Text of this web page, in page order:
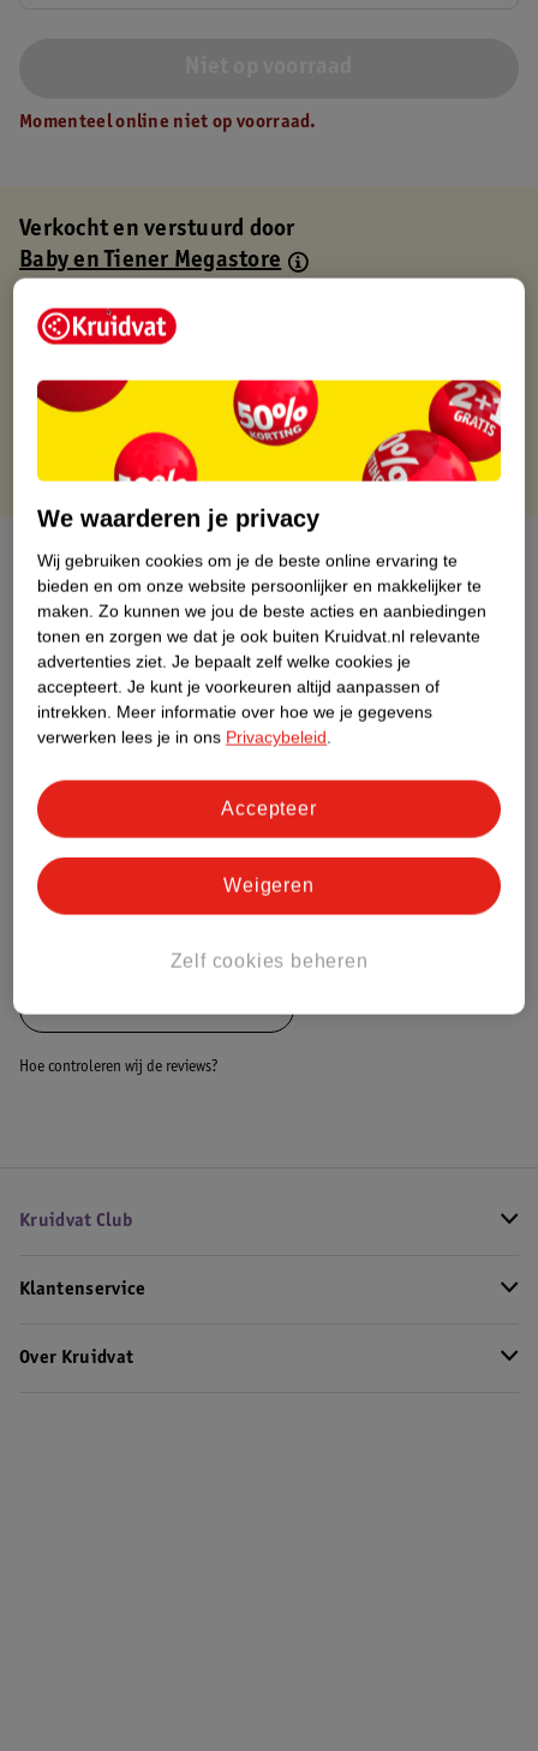
Momenteel online niet op voorraad.
Verkocht en verstuurd door
Baby en Tiener Megastore
Binnen 1 werkdag verstuurd
Gratis thuisbezorgd
Gratis punten met je Kruidvat kaart
Over dit product
Productinformatie
Nature Impact Score
Dit product heeft (nog) geen Nature
Impact Score.
Bestel & Bezorginformatie
Hoe controleren wij de reviews?
Kruidvat Club
Klantenservice
Over Kruidvat
We waarderen je privacy
Wij gebruiken cookies om je de beste online ervaring te
bieden en om onze website persoonlijker en makkelijker te
maken. Zo kunnen we jou de beste acties en aanbiedingen
tonen en zorgen we dat je ook buiten Kruidvat.nl relevante
advertenties ziet. Je bepaalt zelf welke cookies je
accepteert. Je kunt je voorkeuren altijd aanpassen of
intrekken. Meer informatie over hoe we je gegevens
verwerken lees je in ons Privacybeleid.
Zelf cookies beheren
Weigeren
Accepteer